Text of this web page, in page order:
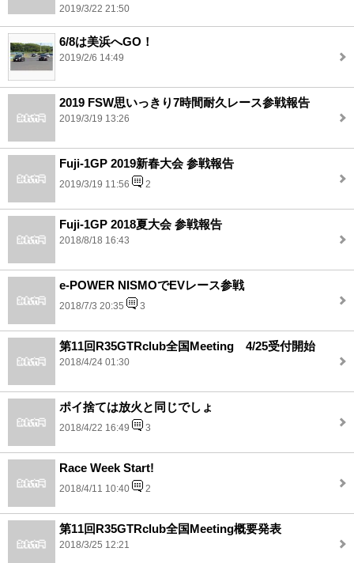
2019/3/22 21:50
6/8は美浜へGO！
2019/2/6 14:49
2019 FSW思いっきり7時間耐久レース参戦報告
2019/3/19 13:26
Fuji-1GP 2019新春大会 参戦報告
2019/3/19 11:56 2
Fuji-1GP 2018夏大会 参戦報告
2018/8/18 16:43
e-POWER NISMOでEVレース参戦
2018/7/3 20:35 3
第11回R35GTRclub全国Meeting 4/25受付開始
2018/4/24 01:30
ポイ捨ては放火と同じでしょ
2018/4/22 16:49 3
Race Week Start!
2018/4/11 10:40 2
第11回R35GTRclub全国Meeting概要発表
2018/3/25 12:21